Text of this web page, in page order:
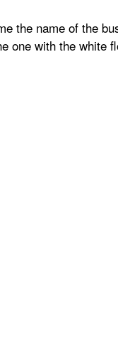
the name of the
one with the white